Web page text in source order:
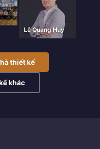
Lê Quang Huy
thiết kế
khác